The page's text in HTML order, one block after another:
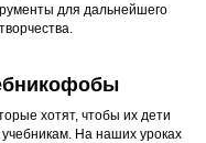
для дальнейшего
хотят, чтобы их дети
На наших уроках